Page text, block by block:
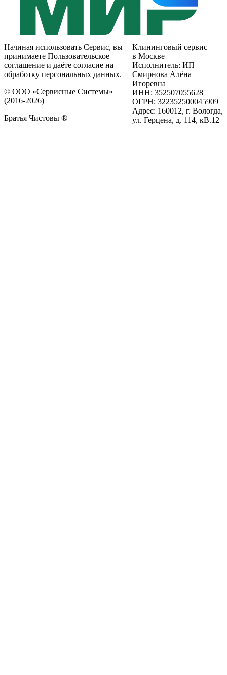
Начиная использовать Сервис, вы
принимаете Пользовательское
соглашение и даёте согласие на
обработку персональных данных.
© ООО «Сервисные Системы»
(2016-2026)
Братья Чистовы ®
Клининговый сервис
в Москве
Исполнитель: ИП
Смирнова Алёна
Игоревна
ИНН: 352507055628
ОГРН: 322352500045909
Адрес: 160012, г. Вологда,
ул. Герцена, д. 114, кВ.12